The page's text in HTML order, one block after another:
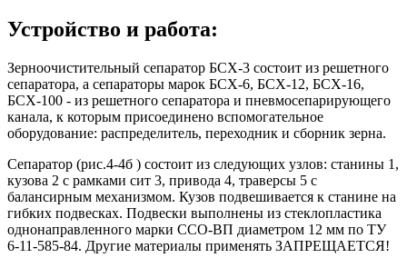
Устройство и работа:
Зерноочистительный сепаратор БСХ-3 состоит из решетного
сепаратора, а сепараторы марок БСХ-6, БСХ-12, БСХ-16,
БСХ-100 - из решетного сепаратора и пневмосепарирующего
канала, к которым присоединено вспомогательное
оборудование: распределитель, переходник и сборник зерна.
Сепаратор (рис.4-4б ) состоит из следующих узлов: станины 1,
кузова 2 с рамками сит 3, привода 4, траверсы 5 с
балансирным механизмом. Кузов подвешивается к станине на
гибких подвесках. Подвески выполнены из стеклопластика
однонаправленного марки ССО-ВП диаметром 12 мм по ТУ
6-11-585-84. Другие материалы применять ЗАПРЕЩАЕТСЯ!